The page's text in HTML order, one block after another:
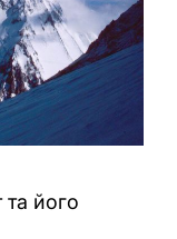
та його